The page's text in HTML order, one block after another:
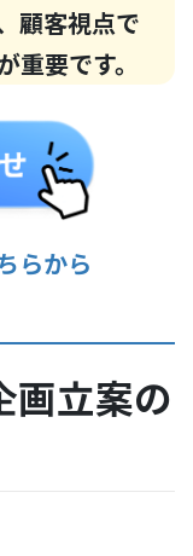
顧客視点で
要です。
らから
画立案の